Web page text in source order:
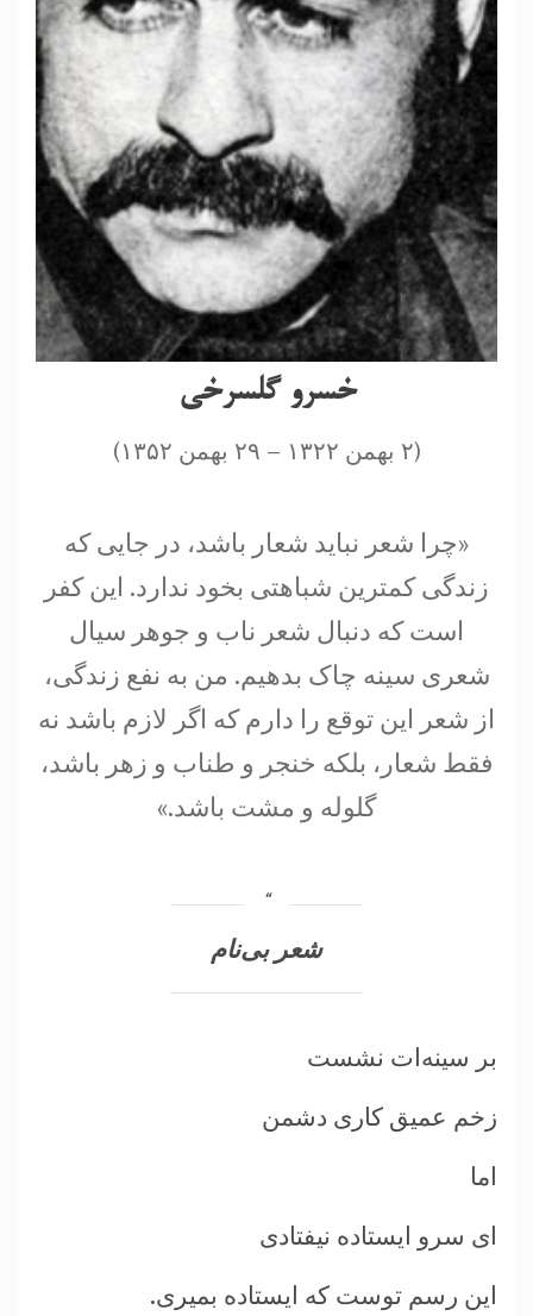
خسرو گلسرخی
(۲ بهمن ۱۳۲۲ – ۲۹ بهمن ۱۳۵۲)
«چرا شعر نباید شعار باشد، در جایی که
زندگی کمترین شباهتی بخود ندارد. این کفر
است که دنبال شعر ناب و جوهر سیال
شعری سینه چاک بدهیم. من به نفع زندگی،
از شعر این توقع را دارم که اگر لازم باشد نه
فقط شعار، بلکه خنجر و طناب و زهر باشد،
گلوله و مشت باشد.»
شعر بی‌نام
بر سينه‌ات نشست
زخم عميق کاری دشمن
اما
ای سرو ايستاده نيفتادی
اين رسم توست که ايستاده بميری.